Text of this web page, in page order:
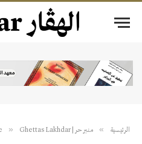
الرئيسية » منبر حر | Tribune libre » Ghettas Lakhdar